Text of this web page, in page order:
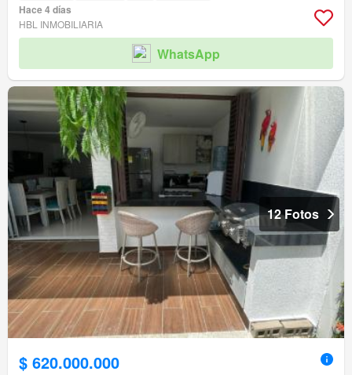
Hace 4 días
HBL INMOBILIARIA
WhatsApp
12 Fotos
$ 620.000.000